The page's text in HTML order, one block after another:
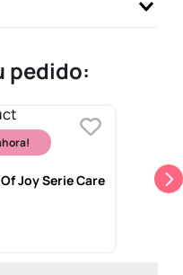
pedido:
Joy Serie Care